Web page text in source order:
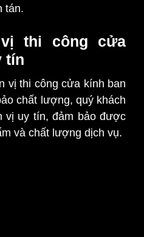
tán.
thi công cửa
tín
vị thi công cửa kính ban
chất lượng, quý khách
vị uy tín, đảm bảo được
và chất lượng dịch vụ.